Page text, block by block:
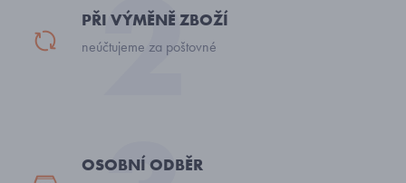
PŘI VÝMĚNĚ ZBOŽÍ
neúčtujeme za poštovné
OSOBNÍ ODBĚR